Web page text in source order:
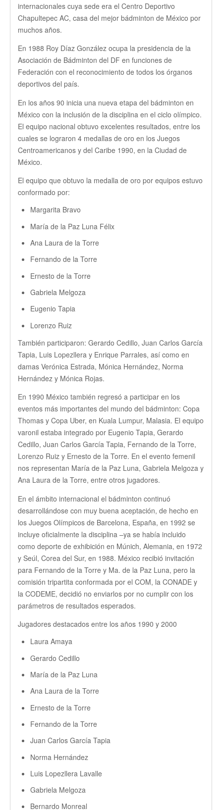
internacionales cuya sede era el Centro Deportivo
Chapultepec AC, casa del mejor bádminton de México por
muchos años.
En 1988 Roy Díaz González ocupa la presidencia de la
Asociación de Bádminton del DF en funciones de
Federación con el reconocimiento de todos los órganos
deportivos del país.
En los años 90 inicia una nueva etapa del bádminton en
México con la inclusión de la disciplina en el ciclo olímpico.
El equipo nacional obtuvo excelentes resultados, entre los
cuales se lograron 4 medallas de oro en los Juegos
Centroamericanos y del Caribe 1990, en la Ciudad de
México.
El equipo que obtuvo la medalla de oro por equipos estuvo
conformado por:
Margarita Bravo
María de la Paz Luna Félix
Ana Laura de la Torre
Fernando de la Torre
Ernesto de la Torre
Gabriela Melgoza
Eugenio Tapia
Lorenzo Ruiz
También participaron: Gerardo Cedillo, Juan Carlos García
Tapia, Luis Lopezllera y Enrique Parrales, así como en
damas Verónica Estrada, Mónica Hernández, Norma
Hernández y Mónica Rojas.
En 1990 México también regresó a participar en los
eventos más importantes del mundo del bádminton: Copa
Thomas y Copa Uber, en Kuala Lumpur, Malasia. El equipo
varonil estaba integrado por Eugenio Tapia, Gerardo
Cedillo, Juan Carlos García Tapia, Fernando de la Torre,
Lorenzo Ruiz y Ernesto de la Torre. En el evento femenil
nos representan María de la Paz Luna, Gabriela Melgoza y
Ana Laura de la Torre, entre otros jugadores.
En el ámbito internacional el bádminton continuó
desarrollándose con muy buena aceptación, de hecho en
los Juegos Olímpicos de Barcelona, España, en 1992 se
incluye oficialmente la disciplina –ya se había incluido
como deporte de exhibición en Múnich, Alemania, en 1972
y Seúl, Corea del Sur, en 1988. México recibió invitación
para Fernando de la Torre y Ma. de la Paz Luna, pero la
comisión tripartita conformada por el COM, la CONADE y
la CODEME, decidió no enviarlos por no cumplir con los
parámetros de resultados esperados.
Jugadores destacados entre los años 1990 y 2000
Laura Amaya
Gerardo Cedillo
María de la Paz Luna
Ana Laura de la Torre
Ernesto de la Torre
Fernando de la Torre
Juan Carlos García Tapia
Norma Hernández
Luis Lopezllera Lavalle
Gabriela Melgoza
Bernardo Monreal